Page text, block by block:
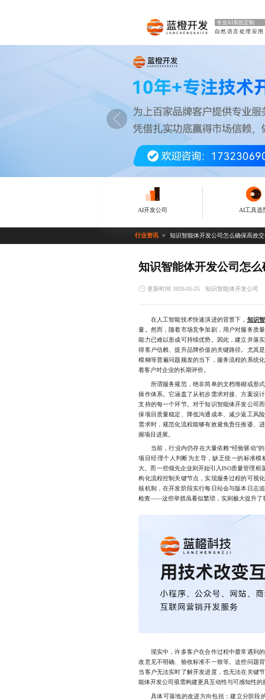
专业AI系统定制
自然语言处理应用
AI开发公司 AI工具选
行业资讯 知识智能体开发公司怎么确保高效
知识智能体开发公司怎
更新时间 2026-05-25 知识智能体开发公司
在人工智能技术快速演进的背景下， 知识
量。然而，随着市场竞争加剧，用户对服务质
能力已难以形成可持续优势。因此，建立并落
得客户信赖、提升品牌价值的关键路径。尤其
模糊等普遍问题频发的当下，服务流程的系统
着客户对企业的长期评价。
所谓服务规范，绝非简单的文档堆砌或形式
操作体系。它涵盖了从初步需求对接、方案设
支持的每一个环节。对于知识智能体开发公司
保项目质量稳定、降低沟通成本、减少返工风
需求时，规范化流程能够有效避免责任推诿、
握项目进展。
当前，行业内仍存在大量依赖“经验驱动”的
项目经理个人判断为主导，缺乏统一的标准
大。而一些领先企业则开始引入ISO质量管理框
构化流程控制关键节点，实现服务过程的可视
核机制，在开发阶段实行每日站会与版本日志
检查——这些举措虽看似繁琐，实则极大提升了
现实中，许多客户在合作过程中最常遇到的
改意见不明确、验收标准不一致等。这些问题
当客户无法实时了解开发进度，也无法在关键
能体开发公司亟需构建更具互动性与可感知性的
具体可落地的改进方向包括：建立分阶段的